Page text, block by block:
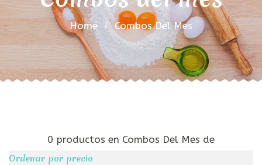
Home Combos Del Mes
0 productos en Combos Del Mes de
Ordenar por precio